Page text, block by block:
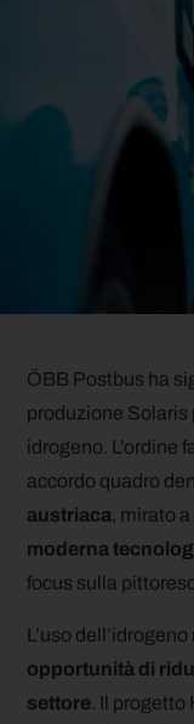
ÖBB Postbus ha
produzione Solaris
idrogeno. L’ordine
accordo quadro
austriaca, mirato
moderna
focus sulla
L’uso
opportunità di
settore. Il progetto